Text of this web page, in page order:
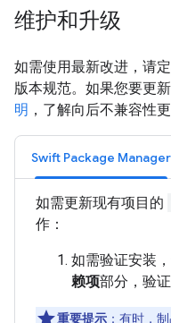
维护和升级
如需使用最新改进，请
版本规范。如果您要更
明 ，了解向后不兼容性
Swift Package Manager
如需更新现有项目的
作：
如需验证安装
赖项部分，验
重要提示 ：有时，